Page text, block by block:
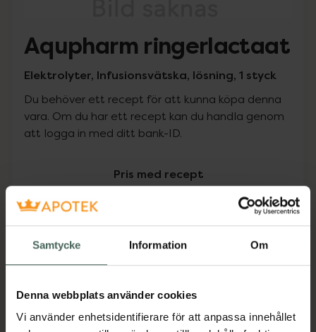
Samtycke Information Om
Denna webbplats använder cookies
Vi använder enhetsidentifierare för att anpassa innehållet
Aqupharm ringerlactaat
Elektrolyter, Infusionsvätska, lösning, 1 styck
Du behöver ett recept för att kunna köpa denna
vara. Om du har ett recept kan du handla genom
att logga in med ditt bank-ID.
Pris med recept
0 kr